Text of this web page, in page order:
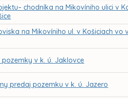
chodníka na Mikovíniho ulici v
na Mikovíniho ul. v Košiciach vo
v k. ú. Jaklovce
predaj pozemku v k. ú. Jazero